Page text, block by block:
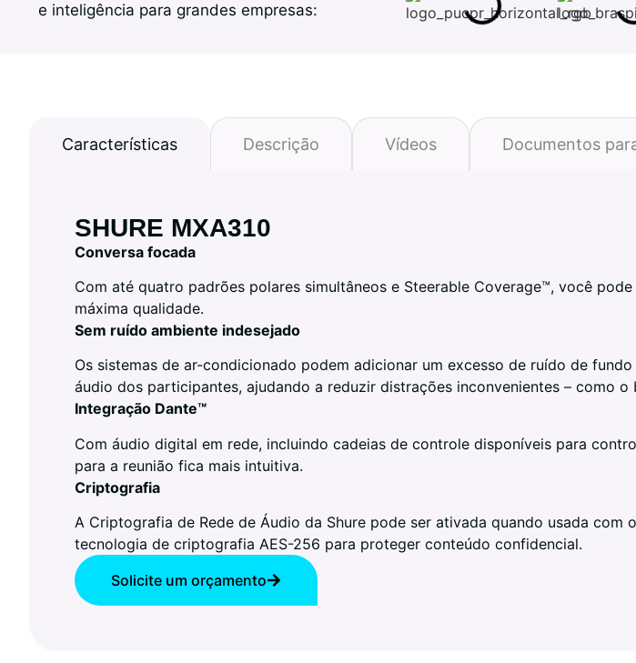
e inteligência para grandes empresas:
Características Descrição Vídeos Documentos
SHURE MXA310
Conversa focada
Com até quatro padrões polares simultâneos e Steerable Coverage™, você
máxima qualidade.
Sem ruído ambiente indesejado
Os sistemas de ar-condicionado podem adicionar um excesso de ruído de
áudio dos participantes, ajudando a reduzir distrações inconvenientes – como
Integração Dante™
Com áudio digital em rede, incluindo cadeias de controle disponíveis para
para a reunião fica mais intuitiva.
Criptografia
A Criptografia de Rede de Áudio da Shure pode ser ativada quando usada
tecnologia de criptografia AES-256 para proteger conteúdo confidencial.
Solicite um orçamento